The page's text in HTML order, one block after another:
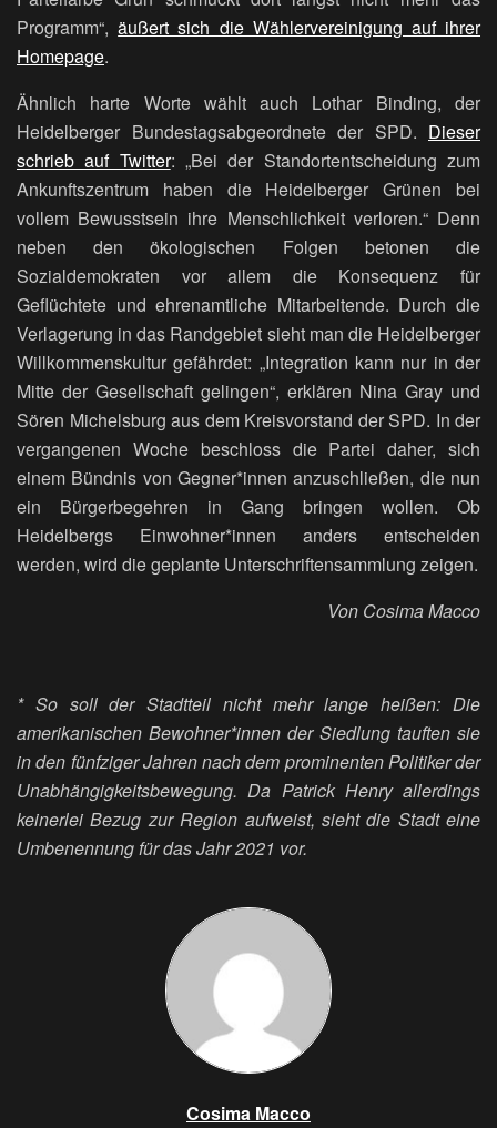
Programm“,äußert sich die Wählervereinigung auf ihrer
Homepage.
Ähnlich harte Worte wählt auch Lothar Binding, der
Heidelberger Bundestagsabgeordnete der SPD. Dieser
schrieb auf Twitter: „Bei der Standortentscheidung zum
Ankunftszentrum haben die Heidelberger Grünen bei
vollem Bewusstsein ihre Menschlichkeit verloren.“ Denn
neben den ökologischen Folgen betonen die
Sozialdemokraten vor allem die Konsequenz für
Geflüchtete und ehrenamtliche Mitarbeitende. Durch die
Verlagerung in das Randgebiet sieht man die Heidelberger
Willkommenskultur gefährdet: „Integration kann nur in der
Mitte der Gesellschaft gelingen“, erklären Nina Gray und
Sören Michelsburg aus dem Kreisvorstand der SPD. In der
vergangenen Woche beschloss die Partei daher, sich
einem Bündnis von Gegner*innen anzuschließen, die nun
ein Bürgerbegehren in Gang bringen wollen. Ob
Heidelbergs Einwohner*innen anders entscheiden
werden, wird die geplante Unterschriftensammlung zeigen.
Von Cosima Macco
* So soll der Stadtteil nicht mehr lange heißen: Die
amerikanischen Bewohner*innen der Siedlung tauften sie
in den fünfziger Jahren nach dem prominenten Politiker der
Unabhängigkeitsbewegung. Da Patrick Henry allerdings
keinerlei Bezug zur Region aufweist, sieht die Stadt eine
Umbenennung für das Jahr 2021 vor.
Cosima Macco